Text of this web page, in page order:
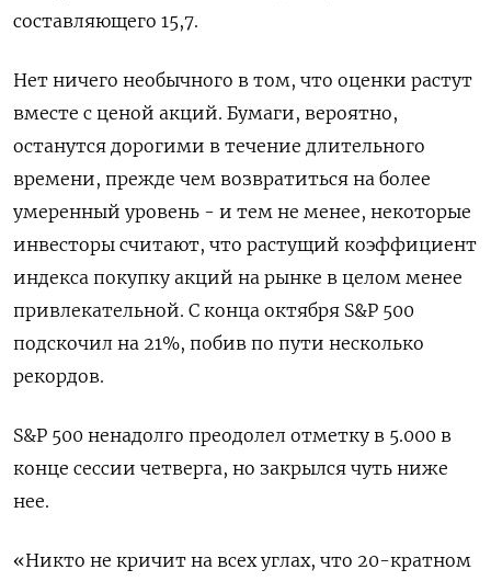
составляющего 15,7.
Нет ничего необычного в том, что оценки растут
вместе с ценой акций. Бумаги, вероятно,
останутся дорогими в течение длительного
времени, прежде чем возвратиться на более
умеренный уровень - и тем не менее, некоторые
инвесторы считают, что растущий коэффициент
индекса покупку акций на рынке в целом менее
привлекательной. С конца октября S&P 500
подскочил на 21%, побив по пути несколько
рекордов.
S&P 500 ненадолго преодолел отметку в 5.000 в
конце сессии четверга, но закрылся чуть ниже
нее.
«Никто не кричит на всех углах, что 20-кратном